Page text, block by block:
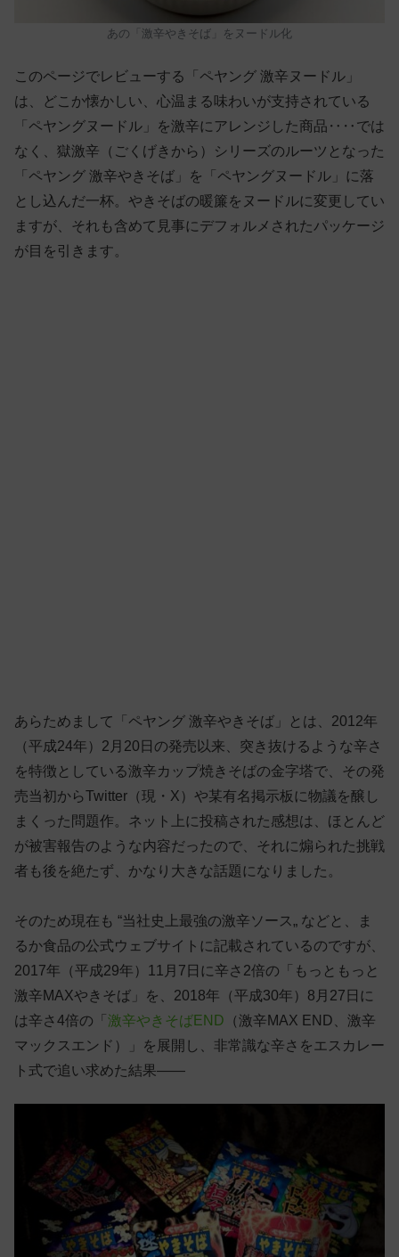
あの「激辛やきそば」をヌードル化
このページでレビューする「ペヤング 激辛ヌードル」
は、どこか懐かしい、心温まる味わいが支持されている
「ペヤングヌードル」を激辛にアレンジした商品‥‥では
なく、獄激辛（ごくげきから）シリーズのルーツとなった
「ペヤング 激辛やきそば」を「ペヤングヌードル」に落
とし込んだ一杯。やきそばの暖簾をヌードルに変更してい
ますが、それも含めて見事にデフォルメされたパッケージ
が目を引きます。
あらためまして「ペヤング 激辛やきそば」とは、2012年
（平成24年）2月20日の発売以来、突き抜けるような辛さ
を特徴としている激辛カップ焼きそばの金字塔で、その発
売当初からTwitter（現・X）や某有名掲示板に物議を醸し
まくった問題作。ネット上に投稿された感想は、ほとんど
が被害報告のような内容だったので、それに煽られた挑戦
者も後を絶たず、かなり大きな話題になりました。
そのため現在も “当社史上最強の激辛ソース„ などと、ま
るか食品の公式ウェブサイトに記載されているのですが、
2017年（平成29年）11月7日に辛さ2倍の「もっともっと
激辛MAXやきそば」を、2018年（平成30年）8月27日に
は辛さ4倍の「 激辛やきそばEND （激辛MAX END、激辛
マックスエンド）」を展開し、非常識な辛さをエスカレー
ト式で追い求めた結果——